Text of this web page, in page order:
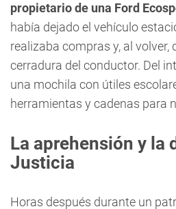
propietario de una Ford
había dejado el vehículo
realizaba compras y, al volver,
cerradura del conductor. Del
una mochila con útiles
herramientas y cadenas para
La aprehensión y la
Justicia
Horas después durante un